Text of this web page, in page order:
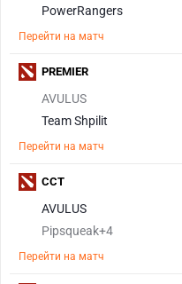
PowerRangers
Перейти на матч
AVULUS
Team Shpilit
Перейти на матч
PREMIER
AVULUS
Pipsqueak+4
Перейти на матч
CCT